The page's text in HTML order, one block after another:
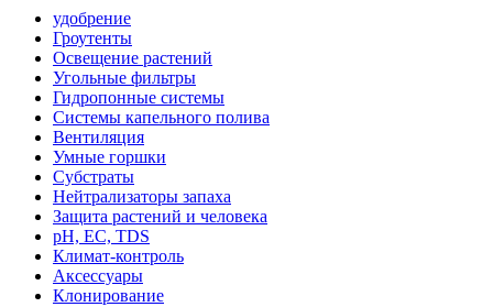
удобрение
Гроутенты
Освещение растений
Угольные фильтры
Гидропонные системы
Системы капельного полива
Вентиляция
Умные горшки
Субстраты
Нейтрализаторы запаха
Защита растений и человека
pH, EC, TDS
Климат-контроль
Аксессуары
Клонирование